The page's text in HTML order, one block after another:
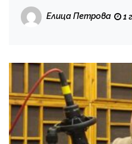
Елица Петрова 1